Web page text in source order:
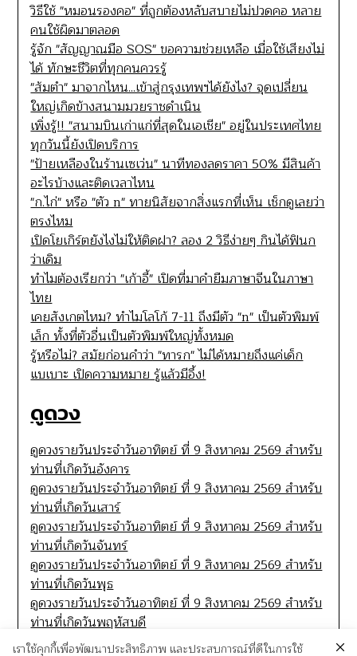
วิธีใช้ "หมอนรองคอ" ที่ถูกต้องหลับสบายไม่ปวดคอ หลาย
คนใช้ผิดมาตลอด
รู้จัก "สัญญาณมือ SOS" ขอความช่วยเหลือ เมื่อใช้เสียงไม่
ได้ ทักษะชีวิตที่ทุกคนควรรู้
"ส้มตำ" มาจากไหน...เข้าสู่กรุงเทพฯได้ยังไง? จุดเปลี่ยน
ใหญ่เกิดข้างสนามมวยราชดำเนิน
เพิ่งรู้!! "สนามบินเก่าแก่ที่สุดในเอเชีย" อยู่ในประเทศไทย
ทุกวันนี้ยังเปิดบริการ
"ป้ายเหลืองในร้านเซเว่น" นาทีทองลดราคา 50% มีสินค้า
อะไรบ้างและติดเวลาไหน
"ก.ไก่" หรือ "ตัว n" ทายนิสัยจากสิ่งแรกที่เห็น เช็กดูเลยว่า
ตรงไหม
เปิดโยเกิร์ตยังไงไม่ให้ติดฝา? ลอง 2 วิธีง่ายๆ กินได้ฟินก
ว่าเดิม
ทำไมต้องเรียกว่า "เก้าอี้" เปิดที่มาคำยืมภาษาจีนในภาษา
ไทย
เคยสังเกตไหม? ทำไมโลโก้ 7-11 ถึงมีตัว "n" เป็นตัวพิมพ์
เล็ก ทั้งที่ตัวอื่นเป็นตัวพิมพ์ใหญ่ทั้งหมด
รู้หรือไม่? สมัยก่อนคำว่า "ทารก" ไม่ได้หมายถึงแค่เด็ก
แบเบาะ เปิดความหมาย รู้แล้วมีอึ้ง!
ดูดวง
ดูดวงรายวันประจำวันอาทิตย์ ที่ 9 สิงหาคม 2569 สำหรับ
ท่านที่เกิดวันอังคาร
ดูดวงรายวันประจำวันอาทิตย์ ที่ 9 สิงหาคม 2569 สำหรับ
ท่านที่เกิดวันเสาร์
ดูดวงรายวันประจำวันอาทิตย์ ที่ 9 สิงหาคม 2569 สำหรับ
ท่านที่เกิดวันจันทร์
ดูดวงรายวันประจำวันอาทิตย์ ที่ 9 สิงหาคม 2569 สำหรับ
ท่านที่เกิดวันพุธ
ดูดวงรายวันประจำวันอาทิตย์ ที่ 9 สิงหาคม 2569 สำหรับ
ท่านที่เกิดวันพฤหัสบดี
เราใช้คุกกี้เพื่อพัฒนาประสิทธิภาพ และประสบการณ์ที่ดีในการใช้